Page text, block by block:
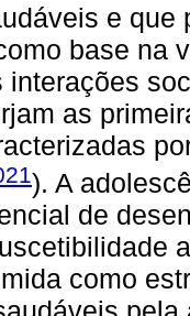
e que
base na
interações
as
). A
de
como